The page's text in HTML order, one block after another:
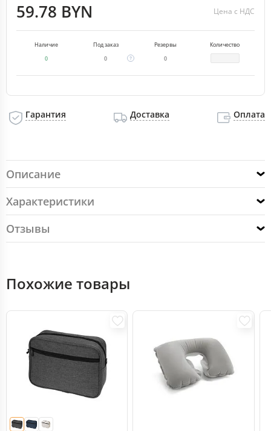
59.78 BYN Цена с НДС
Наличие Под заказ Резервы
Количество
0
0 0
Гарантия Доставка Оплата
Описание
Характеристики
Отзывы
Похожие товары